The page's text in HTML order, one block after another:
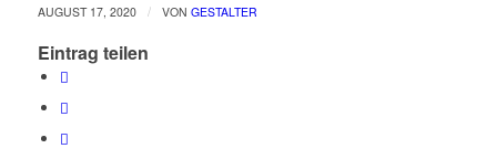
AUGUST 17, 2020 / VON GESTALTER
Eintrag teilen